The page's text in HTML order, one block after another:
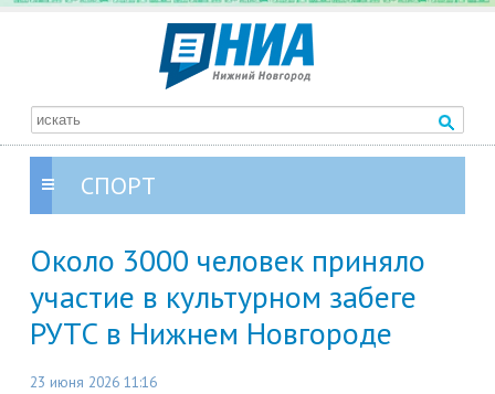
СПОРТ
Около 3000 человек приняло
участие в культурном забеге
РУТС в Нижнем Новгороде
23 июня 2026 11:16